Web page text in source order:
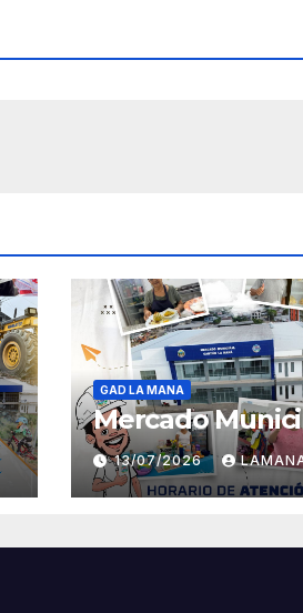
GAD LA MANA
Mercado
13/07/2026